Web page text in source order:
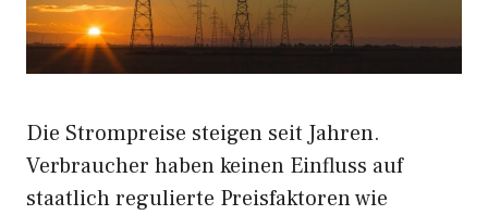
Die Strompreise steigen seit Jahren.
Verbraucher haben keinen Einfluss auf
staatlich regulierte Preisfaktoren wie